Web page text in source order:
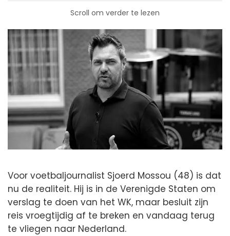
Scroll om verder te lezen
Voor voetbaljournalist Sjoerd Mossou (48) is dat
nu de realiteit. Hij is in de Verenigde Staten om
verslag te doen van het WK, maar besluit zijn
reis vroegtijdig af te breken en vandaag terug
te vliegen naar Nederland.